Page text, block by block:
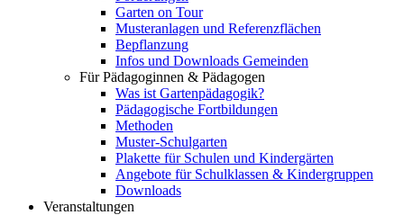
Garten on Tour
Musteranlagen und Referenzflächen
Bepflanzung
Infos und Downloads Gemeinden
Für Pädagoginnen & Pädagogen
Was ist Gartenpädagogik?
Pädagogische Fortbildungen
Methoden
Muster-Schulgarten
Plakette für Schulen und Kindergärten
Angebote für Schulklassen & Kindergruppen
Downloads
Veranstaltungen